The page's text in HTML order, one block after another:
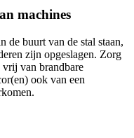
machines
de buurt van de stal staan,
zijn opgeslagen. Zorg
vrij van brandbare
ook van een